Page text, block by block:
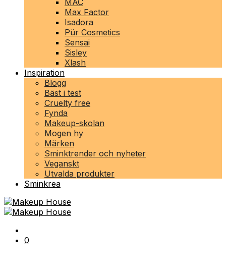
MAC
Max Factor
Isadora
Pür Cosmetics
Sensai
Sisley
Xlash
Inspiration
Blogg
Bäst i test
Cruelty free
Fynda
Makeup-skolan
Mogen hy
Märken
Sminktrender och nyheter
Veganskt
Utvalda produkter
Sminkrea
0